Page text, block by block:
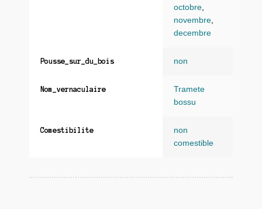
octobre,
novembre,
decembre
Pousse_sur_du_bois non
Nom_vernaculaire
Tramete
bossu
Comestibilite
non
comestible